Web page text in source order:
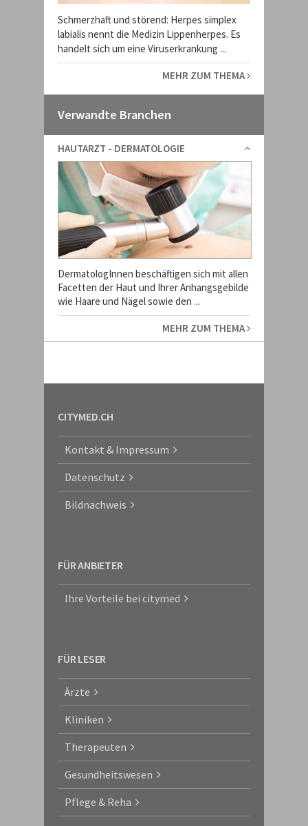
Schmerzhaft und störend: Herpes simplex
labialis nennt die Medizin Lippenherpes. Es
handelt sich um eine Viruserkrankung ...
MEHR ZUM THEMA
Verwandte Branchen
HAUTARZT - DERMATOLOGIE
DermatologInnen beschäftigen sich mit allen
Facetten der Haut und Ihrer Anhangsgebilde
wie Haare und Nägel sowie den ...
MEHR ZUM THEMA
CITYMED.CH
Kontakt & Impressum
Datenschutz
Bildnachweis
FÜR ANBIETER
Ihre Vorteile bei citymed
FÜR LESER
Ärzte
Kliniken
Therapeuten
Gesundheitswesen
Pflege & Reha